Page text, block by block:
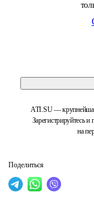
ATI.SU —
Зарегистрируйтесь
на
Поделиться